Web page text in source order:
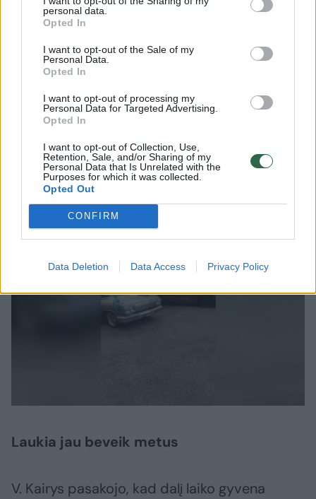
personal data.
Opted In
I want to opt-out of the Sale of my
Personal Data.
Opted In
I want to opt-out of processing my
Personal Data for Targeted Advertising.
Opted In
I want to opt-out of Collection, Use,
Retention, Sale, and/or Sharing of my
Personal Data that Is Unrelated with the
Purposes for which it was collected.
Opted Out
CONFIRM
Data Deletion Data Access Privacy Policy
aplinkybes, tarp jų ir tai, ar anksčiau
apgadintas bei vėliau į Europą importuotas
automobilis buvo tinkamai suremontuotas ir
ar tai galėjo turėti įtakos nagrinėjamam eismo
įvykiui.
Automobilis – lyg iš filmo: štai taip
gatvėmis rieda „raggare“ paverstas
antikvarinis „Chevrolet Impala“
Laukia jau beveik metus
V. Kairys pasakojo, kad dalį laiko gyvena